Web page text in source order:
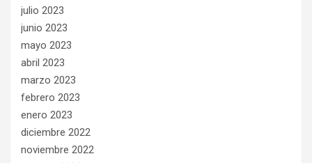
julio 2023
junio 2023
mayo 2023
abril 2023
marzo 2023
febrero 2023
enero 2023
diciembre 2022
noviembre 2022